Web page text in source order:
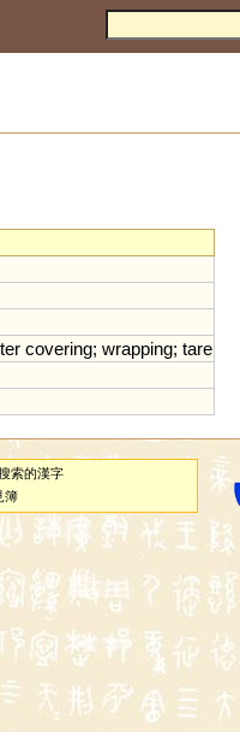
covering; wrapping; tare
索的漢字
簿